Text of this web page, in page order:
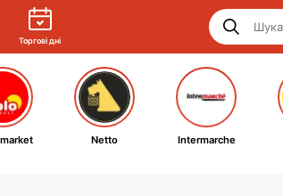
Торгові дні
Netto Intermarche